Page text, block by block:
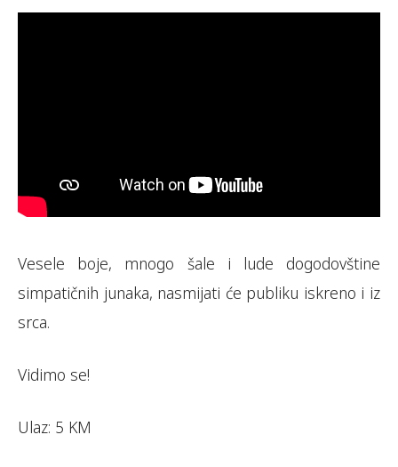
Vesele boje, mnogo šale i lude dogodovštine
simpatičnih junaka, nasmijati će publiku iskreno i iz
srca.
Vidimo se!
Ulaz: 5 KM